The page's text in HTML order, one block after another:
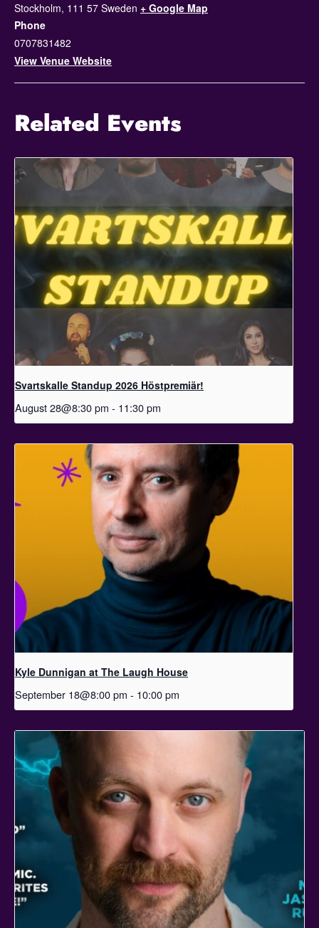
Stockholm, 111 57 Sweden + Google Map
Phone
0707831482
View Venue Website
Related Events
Svartskalle Standup 2026 Höstpremiär!
August 28@8:30 pm - 11:30 pm
Kyle Dunnigan at The Laugh House
September 18@8:00 pm - 10:00 pm